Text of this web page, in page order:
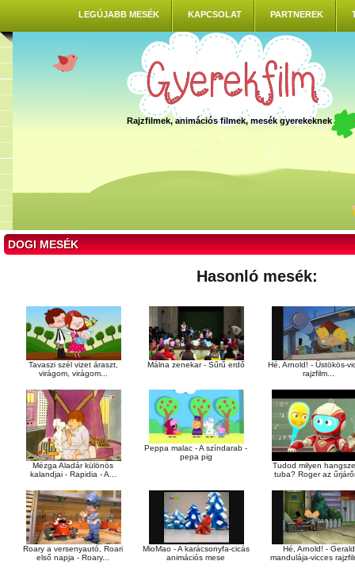
LEGÚJABB MESÉK KAPCSOLAT PARTNEREK
Rajzfilmek, animációs filmek, mesék gyerekeknek
DOGI MESÉK
Hasonló mesék:
Tavaszi szél vizet áraszt,
virágom, virágom...
Málna zenekar - Sűrű erdő
Hé, Arnold! - Üstökös-
rajzfilm...
Mézga Aladár különös
kalandjai - Rapidia - A...
Peppa malac - A színdarab -
pepa pig
Tudod milyen
tuba? Roger az
Roary a versenyautó, Roari
első napja - Roary...
MioMao - A karácsonyfa-cicás
animációs mese
Hé, Arnold! - Gerald
mandulája-vicces